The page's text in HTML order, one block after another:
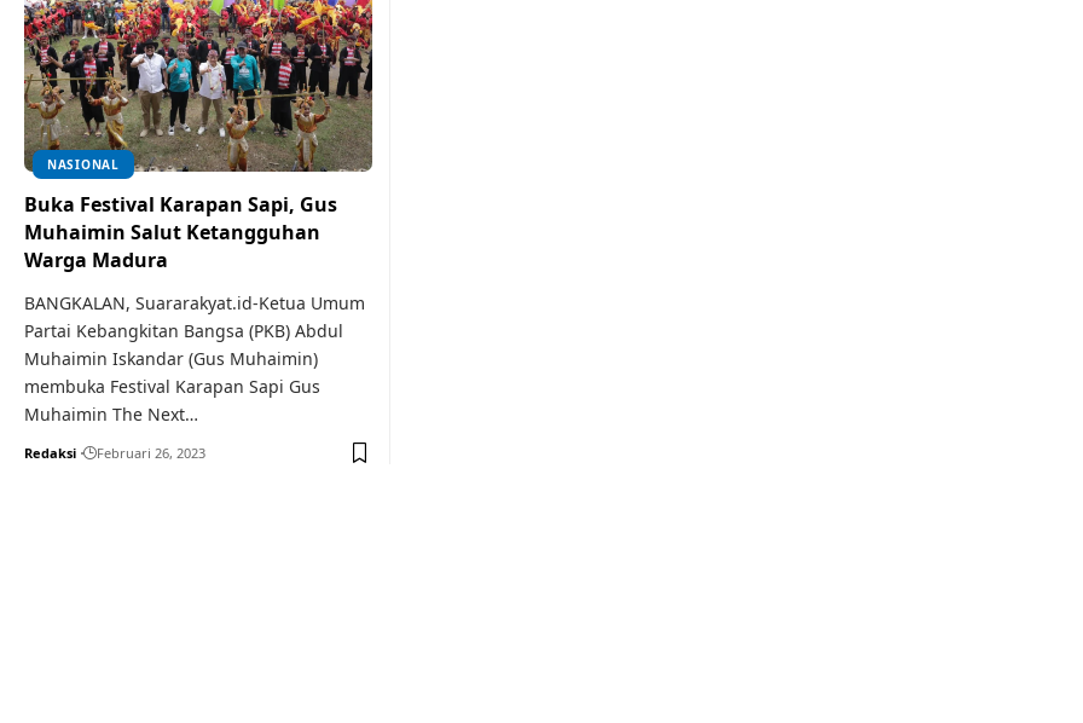
NASIONAL
Buka Festival Karapan Sapi, Gus
Muhaimin Salut Ketangguhan
Warga Madura
BANGKALAN, Suararakyat.id-Ketua Umum
Partai Kebangkitan Bangsa (PKB) Abdul
Muhaimin Iskandar (Gus Muhaimin)
membuka Festival Karapan Sapi Gus
Muhaimin The Next…
Redaksi Februari 26, 2023